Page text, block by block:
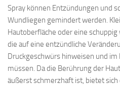
Spray können Entzündungen und
Wundliegen gemindert werden.
Hautoberfläche oder eine
die auf eine entzündliche
Druckgeschwürs hinweisen und
müssen. Da die Berührung der
äußerst schmerzhaft ist, bietet sich